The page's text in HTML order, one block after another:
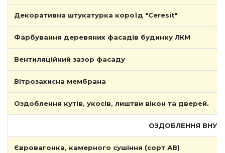
Декоративна штукатурка короїд "Ceresit"
Фарбування деревяних фасадів будинку ЛКМ
Вентиляційний зазор фасаду
Вітрозахисна мембрана
Оздоблення кутів, укосів, лиштви вікон та дверей.
ОЗДОБЛЕННЯ
Євровагонка, камерного сушіння (сорт АВ)